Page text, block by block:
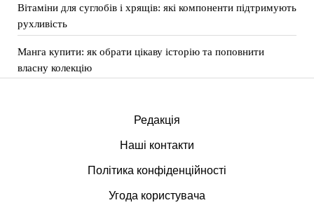
Вітаміни для суглобів і хрящів: які компоненти підтримують
рухливість
Манга купити: як обрати цікаву історію та поповнити
власну колекцію
Редакція
Наші контакти
Політика конфіденційності
Угода користувача